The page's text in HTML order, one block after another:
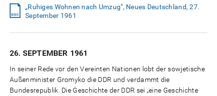
„Ruhiges Wohnen nach Umzug", Neues Deutschland, 27.
September 1961
26. SEPTEMBER 1961
In seiner Rede vor den Vereinten Nationen lobt der sowjetische
Außenminister Gromyko die DDR und verdammt die
Bundesrepublik. Die Geschichte der DDR sei „eine Geschichte